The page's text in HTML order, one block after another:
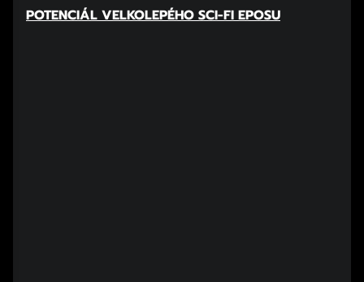
POTENCIÁL VELKOLEPÉHO SCI-FI EPOSU